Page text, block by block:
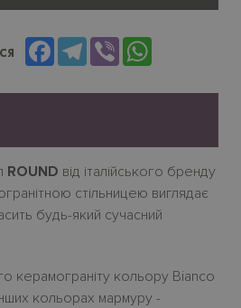
FacebookTelegram
Viber
ROUND від італійського бренду
стільницею виглядає
будь-який сучасний
керамограніту кольору Bianco
кольорах мармуру -